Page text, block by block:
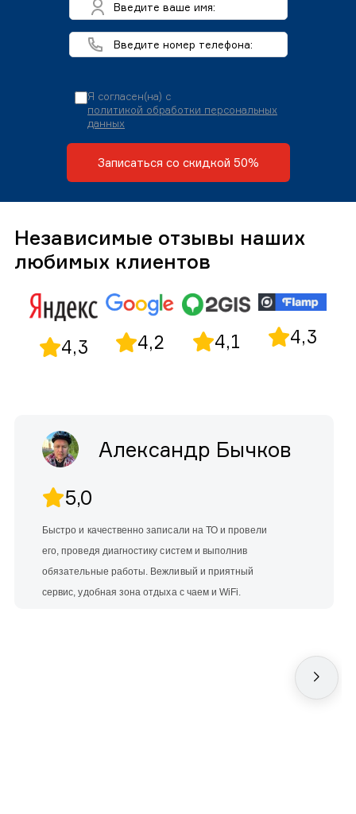
Я согласен(на) с
политикой обработки персональных
данных
Записаться со скидкой 50%
Независимые отзывы наших
любимых клиентов
4,3 4,2 4,1 4,3
Александр Бычков
5,0
Быстро и качественно записали на ТО и провели
его, проведя диагностику систем и выполнив
обязательные работы. Вежливый и приятный
сервис, удобная зона отдыха с чаем и WiFi.